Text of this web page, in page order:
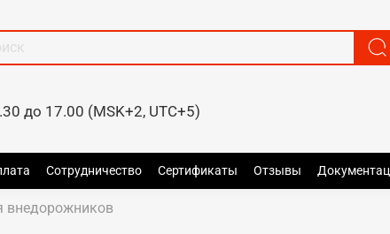
до 17.00 (MSK+2, UTC+5)
Сотрудничество Сертификаты Отзывы
внедорожников